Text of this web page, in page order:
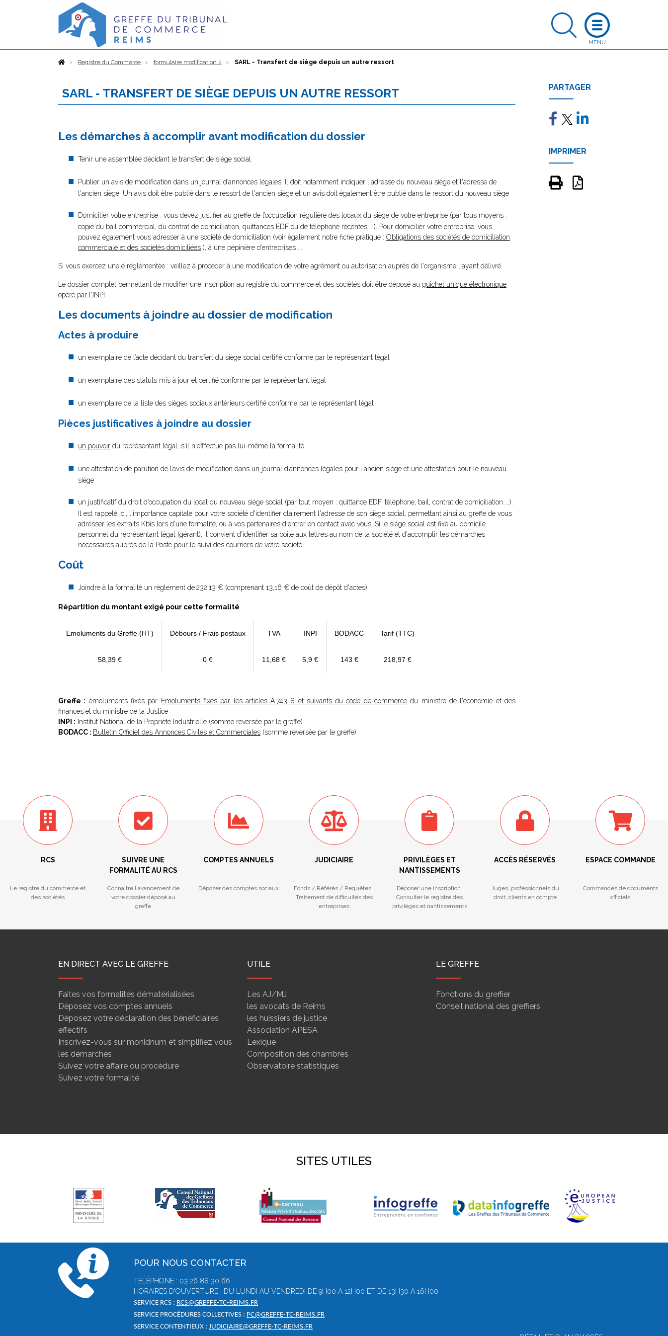
AccueilRegistre du Commerce formulaire modification 2 SARL - Transfert de siège depuis un autre ressort
SARL - TRANSFERT DE SIÈGE DEPUIS UN AUTRE RESSORT
Les démarches à accomplir avant modification du dossier
Tenir une assemblée décidant le transfert de siège social
Publier un avis de modification dans un journal d’annonces légales. Il doit notamment indiquer l'adresse du nouveau siège et l'adresse de
l'ancien siège. Un avis doit être publié dans le ressort de l'ancien siège et un avis doit également être publié dans le ressort du nouveau siège
Domicilier votre entreprise : vous devez justifier au greffe de l’occupation régulière des locaux du siège de votre entreprise (par tous moyens :
copie du bail commercial, du contrat de domiciliation, quittances EDF ou de téléphone récentes ...). Pour domicilier votre entreprise, vous
pouvez également vous adresser à une société de domiciliation (voir également notre fiche pratique : Obligations des sociétés de domiciliation
commerciale et des sociétés domiciliées ), à une pépinière d’entreprises ...
Si vous exercez une é réglementée : veillez à procéder à une modification de votre agrément ou autorisation auprès de l'organisme l'ayant délivré.
Le dossier complet permettant de modifier une inscription au registre du commerce et des sociétés doit être déposé au guichet unique électronique
opéré par l'INPI
Les documents à joindre au dossier de modification
Actes à produire
un exemplaire de l’acte décidant du transfert du siège social certifié conforme par le représentant légal
un exemplaire des statuts mis à jour et certifié conforme par le représentant légal
un exemplaire de la liste des sièges sociaux antérieurs certifié conforme par le représentant légal
Pièces justificatives à joindre au dossier
un pouvoir du représentant légal, s'il n'efffectue pas lui-même la formalité
une attestation de parution de l’avis de modification dans un journal d’annonces légales pour l'ancien siège et une attestation pour le nouveau
siège
un justificatif du droit d’occupation du local du nouveau siège social (par tout moyen : quittance EDF, téléphone, bail, contrat de domiciliation ...).
Il est rappelé ici, l'importance capitale pour votre société d'identifier clairement l'adresse de son siège social, permettant ainsi au greffe de vous
adresser les extraits Kbis lors d'une formalité, ou à vos partenaires d'entrer en contact avec vous. Si le siège social est fixé au domicile
personnel du représentant légal (gérant), il convient d'identifier sa boîte aux lettres au nom de la société et d'accomplir les démarches
nécessaires auprès de la Poste pour le suivi des courriers de votre société
Coût
Joindre à la formalité un règlement de232.13 € (comprenant 13,16 € de coût de dépôt d'actes).
Répartition du montant exigé pour cette formalité
Emoluments du Greffe (HT) Débours / Frais postaux TVA INPI BODACC Tarif (TTC)
58,39 € 0 € 11,68 € 5,9 € 143 € 218,97 €
Greffe : émoluments fixés par Emoluments fixés par les articles A.743-8 et suivants du code de commerce du ministre de l'économie et des
finances et du ministre de la Justice
INPI : Institut National de la Propriété Industrielle (somme reversée par le greffe)
BODACC : Bulletin Officiel des Annonces Civiles et Commerciales (somme reversée par le greffe)
PARTAGER
IMPRIMER
RCS
Le registre du commerce et
des sociétés
SUIVRE UNE
FORMALITÉ AU RCS
Connaitre l'avancement de
votre dossier déposé au
greffe
COMPTES ANNUELS
Déposer des comptes sociaux
JUDICIAIRE
Fonds / Référés / Requêtes.
Traitement de difficultés des
entreprises
PRIVILÈGES ET
NANTISSEMENTS
Déposer une inscription
Consulter le registre des
privilèges et nantissements
ACCÈS RÉSERVÉS
Juges, professionnels du
droit, clients en compte
ESPACE COMMANDE
Commandes de documents
officiels
EN DIRECT AVEC LE GREFFE
Faites vos formalités dématérialisées
Déposez vos comptes annuels
Déposez votre déclaration des bénéficiaires
effectifs
Inscrivez-vous sur monidnum et simplifiez vous
les démarches
Suivez votre affaire ou procédure
Suivez votre formalité
UTILE
Les AJ/MJ
les avocats de Reims
les huissiers de justice
Association APESA
Lexique
Composition des chambres
Observatoire statistiques
LE GREFFE
Fonctions du greffier
Conseil national des greffiers
SITES UTILES
POUR NOUS CONTACTER
TÉLÉPHONE : 03 26 88 30 66
HORAIRES D'OUVERTURE : DU LUNDI AU VENDREDI DE 9H00 À 12H00 ET DE 13H30 À 16H00
SERVICE RCS : RCS@GREFFE-TC-REIMS.FR
SERVICE PROCÉDURES COLLECTIVES : PC@GREFFE-TC-REIMS.FR
SERVICE CONTENTIEUX : JUDICIAIRE@GREFFE-TC-REIMS.FR